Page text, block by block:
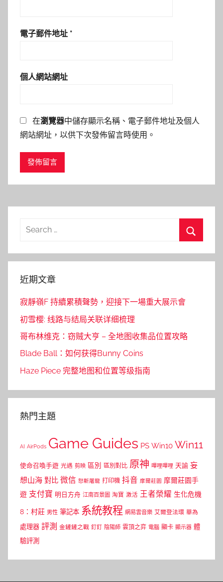
電子郵件地址 *
個人網站網址
在瀏覽器中儲存顯示名稱、電子郵件地址及個人
網站網址，以供下次發佈留言時使用。
Search
近期文章
寂靜嶺F 持續累積聲勢，迎接下一場重大展示會
初雪樱: 线路与结局关联详细梳理
哥布林维克：窃贼大亨 – 全地图收集品位置攻略
Blade Ball：如何获得Bunny Coins
Haze Piece 完整地图和位置等级指南
熱門主題
AI AirPods Game Guides PS Win10 Win11
使命召喚手遊 光遇 剪映 區別 區別對比 原神 嗶哩嗶哩 天諭 妄
想山海 對比 微信 怒斬屠龍 打印機 抖音 摩爾莊園 摩爾莊園手
遊 支付寶 明日方舟 江南百景圖 淘寶 激活 王者榮耀 生化危機
8：村莊 男性 筆記本 系統教程 網易雲音樂 艾爾登法環 華為
處理器 評測 金鏟鏟之戰 釘釘 陰陽師 雲頂之弈 電腦 顯卡 顯示器 體
驗評測